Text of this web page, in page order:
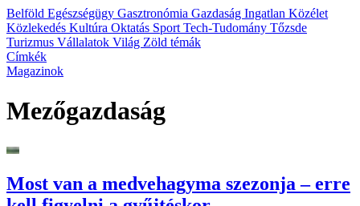
Belföld Egészségügy Gasztronómia Gazdaság Ingatlan Közélet
Közlekedés Kultúra Oktatás Sport Tech-Tudomány Tőzsde
Turizmus Vállalatok Világ Zöld témák
Címkék
Magazinok
Mezőgazdaság
Most van a medvehagyma szezonja – erre